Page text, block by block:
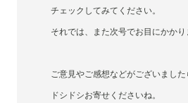
    チェックしてみてください。
それでは、また次号でお目にかかり
ご意見やご感想などがございまし
    ドシドシお寄せくださいね。